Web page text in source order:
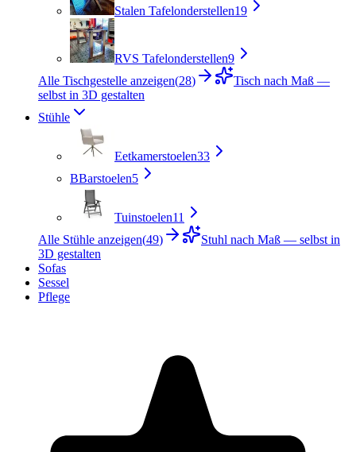
Stalen Tafelonderstellen19
RVS Tafelonderstellen9
Alle Tischgestelle anzeigen(28)
Tisch nach Maß —
selbst in 3D gestalten
Stühle
Eetkamerstoelen33
BBarstoelen5
Tuinstoelen11
Alle Stühle anzeigen(49)
Stuhl nach Maß — selbst in
3D gestalten
Sofas
Sessel
Pflege